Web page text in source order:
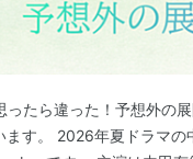
ったら違った！予想外の
す。 2026年夏ドラマの